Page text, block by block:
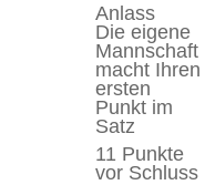
Anlass
Die eigene
Mannschaft
macht Ihren
ersten
Punkt im
Satz
11 Punkte
vor Schluss